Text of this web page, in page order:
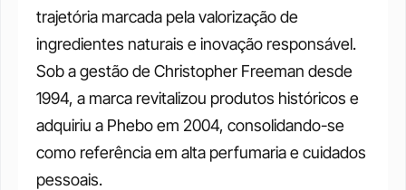
trajetória marcada pela valorização de
ingredientes naturais e inovação responsável.
Sob a gestão de Christopher Freeman desde
1994, a marca revitalizou produtos históricos e
adquiriu a Phebo em 2004, consolidando-se
como referência em alta perfumaria e cuidados
pessoais.